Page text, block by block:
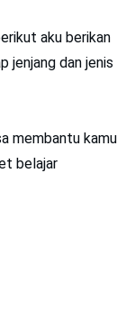
aku berikan
jenjang dan jenis
membantu kamu
belajar